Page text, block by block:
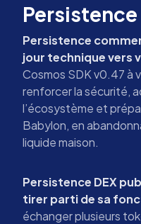
Persistence
Persistence
jour technique vers
Cosmos SDK v0.47 à
renforcer la sécurité,
l’écosystème et
Babylon, en
liquide maison.
Persistence DEX
tirer parti de sa
échanger plusieurs